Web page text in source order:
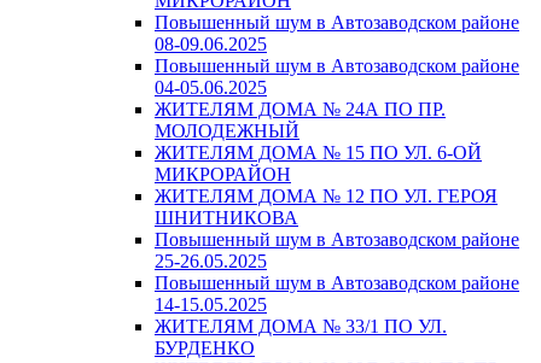
Повышенный шум в Автозаводском районе
08-09.06.2025
Повышенный шум в Автозаводском районе
04-05.06.2025
ЖИТЕЛЯМ ДОМА № 24А ПО ПР.
МОЛОДЕЖНЫЙ
ЖИТЕЛЯМ ДОМА № 15 ПО УЛ. 6-ОЙ
МИКРОРАЙОН
ЖИТЕЛЯМ ДОМА № 12 ПО УЛ. ГЕРОЯ
ШНИТНИКОВА
Повышенный шум в Автозаводском районе
25-26.05.2025
Повышенный шум в Автозаводском районе
14-15.05.2025
ЖИТЕЛЯМ ДОМА № 33/1 ПО УЛ.
БУРДЕНКО